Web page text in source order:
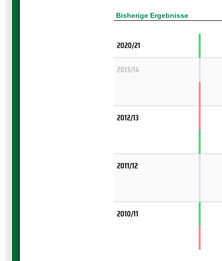
Bisherige Ergebnisse
2020/21
2013/14
2012/13
2011/12
2010/11